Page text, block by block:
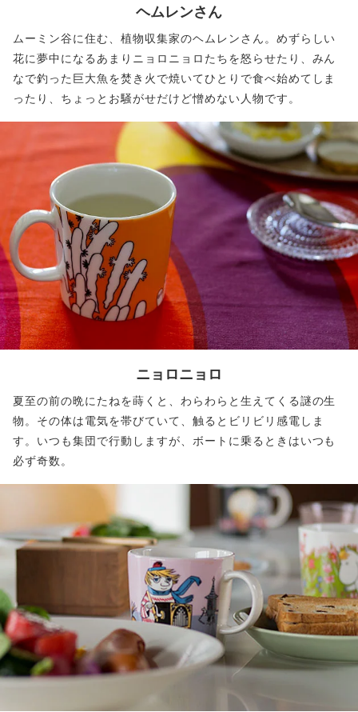
ヘムレンさん
ムーミン谷に住む、植物収集家のヘムレンさん。めずらしい
花に夢中になるあまりニョロニョロたちを怒らせたり、みん
なで釣った巨大魚を焚き火で焼いてひとりで食べ始めてしま
ったり、ちょっとお騒がせだけど憎めない人物です。
ニョロニョロ
夏至の前の晩にたねを蒔くと、わらわらと生えてくる謎の生
物。その体は電気を帯びていて、触るとビリビリ感電しま
す。いつも集団で行動しますが、ボートに乗るときはいつも
必ず奇数。